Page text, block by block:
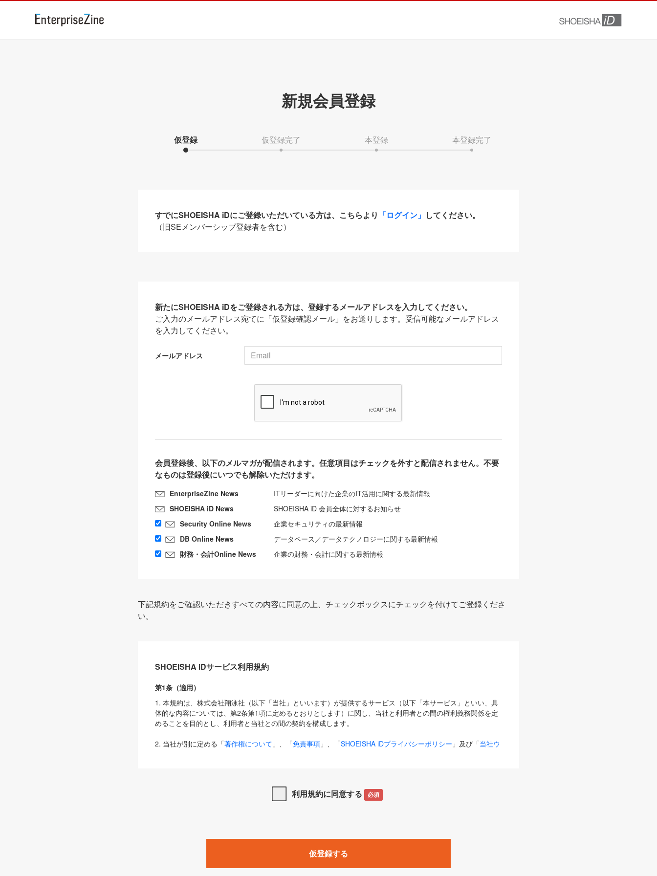
新規会員登録
仮登録 仮登録完了 本登録 本登録完了
すでにSHOEISHA iDにご登録いただいている方は、こちらより 「ログイン」 してください。
（旧SEメンバーシップ登録者を含む）
新たにSHOEISHA iDをご登録される方は、登録するメールアドレスを入力してください。
ご入力のメールアドレス宛てに「仮登録確認メール」をお送りします。受信可能なメールアドレス
を入力してください。
メールアドレス
会員登録後、以下のメルマガが配信されます。任意項目はチェックを外すと配信されません。不要
なものは登録後にいつでも解除いただけます。
EnterpriseZine News
ITリーダーに向けた企業のIT活用に関する最新情報
SHOEISHA iD News
SHOEISHA iD 会員全体に対するお知らせ
Security Online News
企業セキュリティの最新情報
DB Online News
データベース／データテクノロジーに関する最新情報
財務・会計Online News
企業の財務・会計に関する最新情報
下記規約をご確認いただきすべての内容に同意の上、チェックボックスにチェックを付けてご登録くださ
い。
SHOEISHA iDサービス利用規約
第1条（適用）
1. 本規約は、株式会社翔泳社（以下「当社」といいます）が提供するサービス（以下「本サービス」といい、具
体的な内容については、第2条第1項に定めるとおりとします）に関し、当社と利用者との間の権利義務関係を定
めることを目的とし、利用者と当社との間の契約を構成します。
2. 当社が別に定める「著作権について 」、「免責事項 」、「SHOEISHA iDプライバシーポリシー 」及び「当社ウ
は、本規約の規定が優先して適用されるものとします。
1. 「本サービス」とは、当社が提供する以下のサービス（名称や内容が変更された場合、変更後のサービスを含
みます）及びこれらサービスに関連して当社が実施するイベントやキャンペーンをいいます。
「SEBook」「SEShop」「CodeZine」「MarkeZine」「EnterpriseZine」「ECzine」「Biz/Zine」「HRzine」
利用規約に同意する 必須
仮登録する